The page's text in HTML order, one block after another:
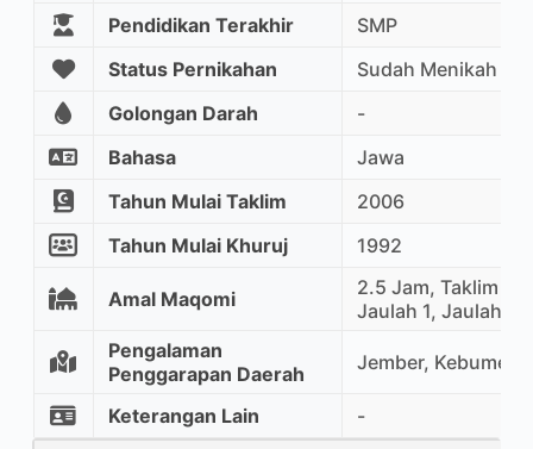
Pendidikan Terakhir
SMP
Status Pernikahan
Sudah Menikah
Golongan Darah
-
Bahasa
Jawa
Tahun Mulai Taklim
2006
Tahun Mulai Khuruj
1992
Amal Maqomi
2.5 Jam, Taklim
Jaulah 1, Jaulah 2
Pengalaman
Penggarapan Daerah
Jember,
Keterangan Lain -